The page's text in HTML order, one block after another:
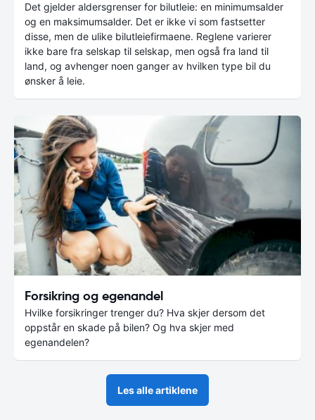
Det gjelder aldersgrenser for bilutleie: en minimumsalder
og en maksimumsalder. Det er ikke vi som fastsetter
disse, men de ulike bilutleiefirmaene. Reglene varierer
ikke bare fra selskap til selskap, men også fra land til
land, og avhenger noen ganger av hvilken type bil du
ønsker å leie.
Forsikring og egenandel
Hvilke forsikringer trenger du? Hva skjer dersom det
oppstår en skade på bilen? Og hva skjer med
egenandelen?
Les alle artiklene